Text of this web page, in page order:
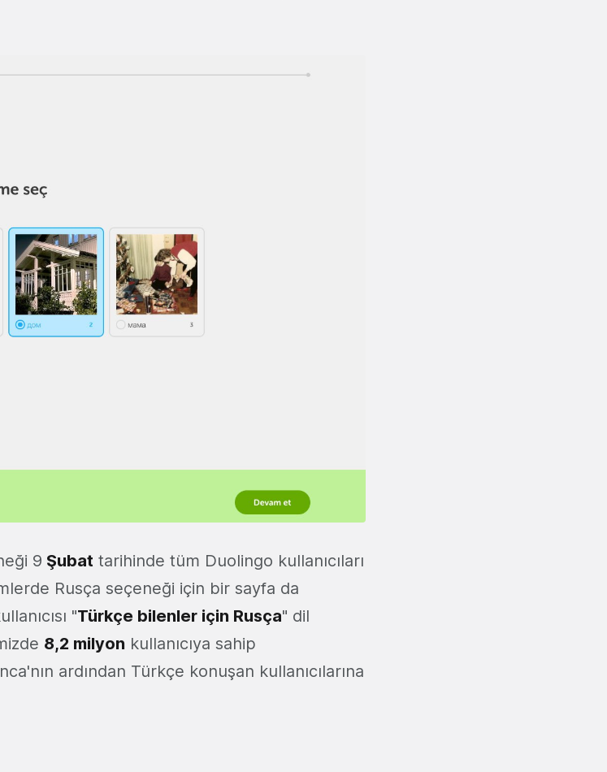
9 Şubat tarihinde tüm Duolingo kullanıcıları
Rusça seçeneği için bir sayfa da
"Türkçe bilenler için Rusça" dil
8,2 milyon kullanıcıya sahip
ardından Türkçe konuşan kullanıcılarına